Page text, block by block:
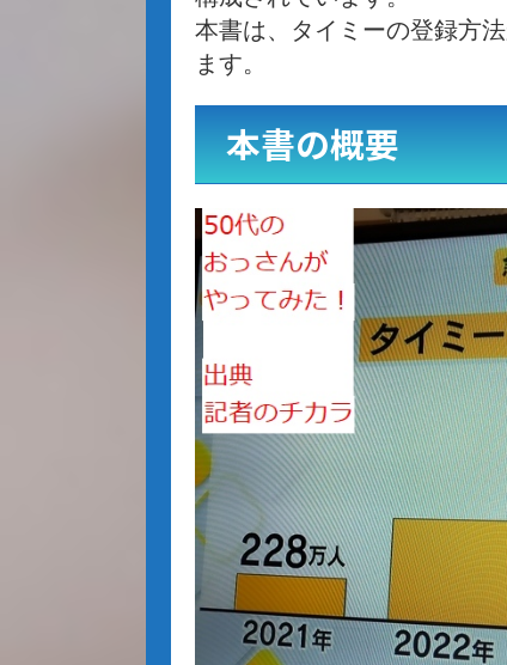
本書は、タイミーの登録方
ます。
本書の概要